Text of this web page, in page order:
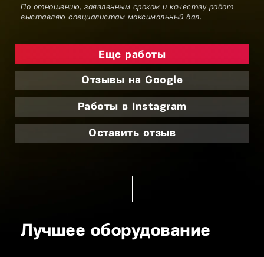
По отношению, заявленным срокам и качеству работ
выставляю специалистам максимальный бал.
Еще работы
Отзывы на Google
Работы в Instagram
Оставить отзыв
Лучшее оборудование